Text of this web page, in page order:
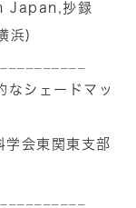
抄録
浜)
なシェードマッ
学会東関東支部